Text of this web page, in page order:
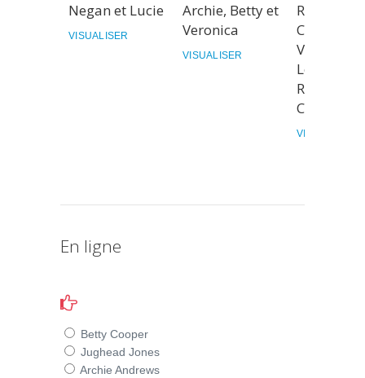
Negan et Lucie
VISUALISER
Archie, Betty et
Veronica
VISUALISER
Riverdale
Cooper et
Veronica
Lodge (Lili
Reinhart
Camila)
VISUALISER
En ligne
Betty Cooper
Jughead Jones
Archie Andrews